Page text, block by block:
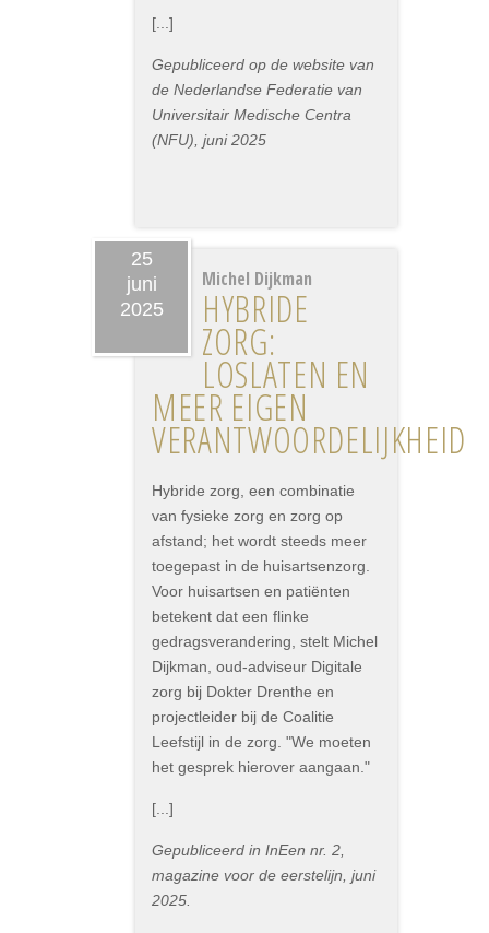
[...]
Gepubliceerd op de website van
de Nederlandse Federatie van
Universitair Medische Centra
(NFU), juni 2025
25
juni
2025
Michel Dijkman
HYBRIDE
ZORG:
LOSLATEN EN
MEER EIGEN
VERANTWOORDELIJKHEID
Hybride zorg, een combinatie
van fysieke zorg en zorg op
afstand; het wordt steeds meer
toegepast in de huisartsenzorg.
Voor huisartsen en patiënten
betekent dat een flinke
gedragsverandering, stelt Michel
Dijkman, oud-adviseur Digitale
zorg bij Dokter Drenthe en
projectleider bij de Coalitie
Leefstijl in de zorg. "We moeten
het gesprek hierover aangaan."
[...]
Gepubliceerd in InEen nr. 2,
magazine voor de eerstelijn, juni
2025.